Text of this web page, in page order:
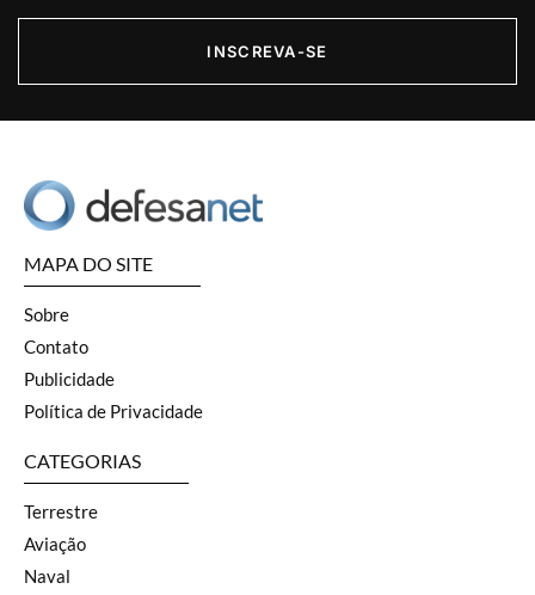
INSCREVA-SE
MAPA DO SITE
Sobre
Contato
Publicidade
Política de Privacidade
CATEGORIAS
Terrestre
Aviação
Naval